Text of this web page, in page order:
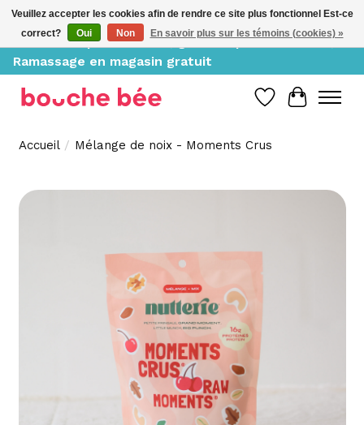
Livraison à partir de 10$, gratuite pour 150$ et +;
Ramassage en magasin gratuit
Liste de
Panier
Accueil / Mélange de noix - Moments Crus
Product image slideshow Items
Veuillez accepter les cookies afin de rendre ce site plus fonctionnel Est-ce
correct?
Oui Non En savoir plus sur les témoins (cookies) »